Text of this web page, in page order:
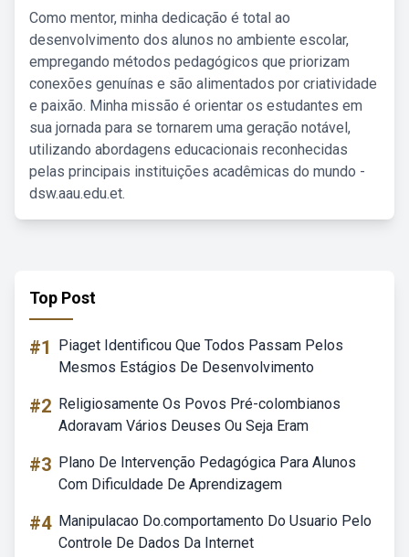
Como mentor, minha dedicação é total ao
desenvolvimento dos alunos no ambiente escolar,
empregando métodos pedagógicos que priorizam
conexões genuínas e são alimentados por criatividade
e paixão. Minha missão é orientar os estudantes em
sua jornada para se tornarem uma geração notável,
utilizando abordagens educacionais reconhecidas
pelas principais instituições acadêmicas do mundo -
dsw.aau.edu.et.
Top Post
#1
Piaget Identificou Que Todos Passam Pelos
Mesmos Estágios De Desenvolvimento
#2 Religiosamente Os Povos Pré-colombianos
Adoravam Vários Deuses Ou Seja Eram
#3 Plano De Intervenção Pedagógica Para Alunos
Com Dificuldade De Aprendizagem
#4 Manipulacao Do.comportamento Do Usuario Pelo
Controle De Dados Da Internet